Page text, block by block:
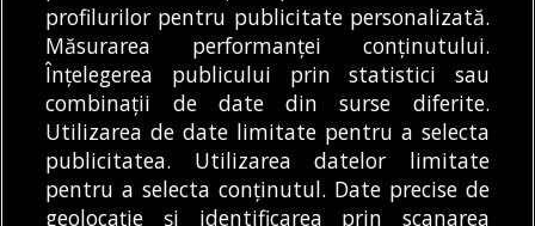
MODIFICĂ SETĂRILE COOKIES
© Copyright 2025 - Buletin de București.
Găzduit dePresslabs.com. Powered by TRS Design.
Despre
Noi
Media
Kit
Politică De
Confidențialitate
Cookie
Policy (EU)
Cookie
Policy
profilurilor pentru publicitate personalizată.
Măsurarea performanței conținutului.
Înțelegerea publicului prin statistici sau
combinații de date din surse diferite.
Utilizarea de date limitate pentru a selecta
publicitatea. Utilizarea datelor limitate
pentru a selecta conținutul. Date precise de
geolocație și identificarea prin scanarea